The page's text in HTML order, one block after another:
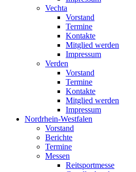
Vechta
Vorstand
Termine
Kontakte
Mitglied werden
Impressum
Verden
Vorstand
Termine
Kontakte
Mitglied werden
Impressum
Nordrhein-Westfalen
Vorstand
Berichte
Termine
Messen
Reitsportmesse